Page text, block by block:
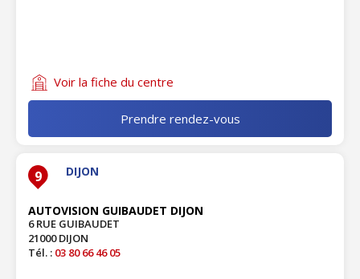
Voir la fiche du centre
Prendre rendez-vous
9 DIJON
AUTOVISION GUIBAUDET DIJON
6 RUE GUIBAUDET
21000 DIJON
Tél. : 03 80 66 46 05